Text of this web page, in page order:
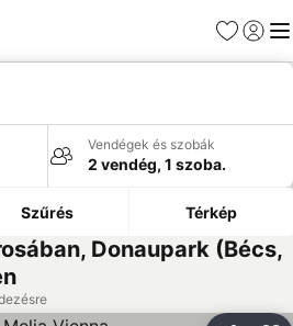
Kedvencek
Vendégek és szobák
2 vendég, 1 szoba.
Szűrés Térkép
Donaupark (Bécs,